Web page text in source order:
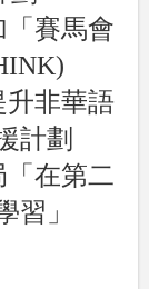
「賽馬會
升非華語
計劃
在第二
習」